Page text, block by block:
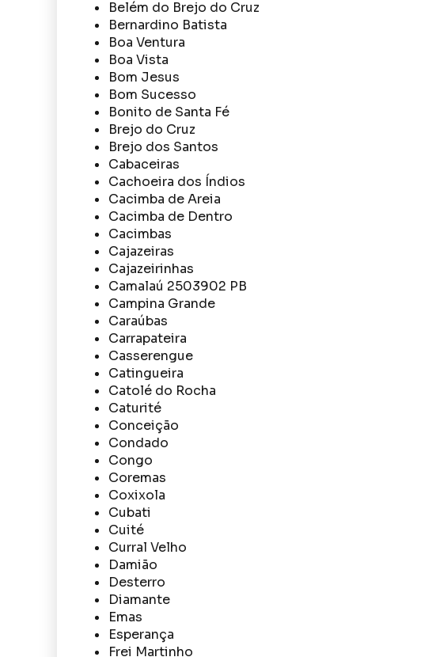
Belém do Brejo do Cruz
Bernardino Batista
Boa Ventura
Boa Vista
Bom Jesus
Bom Sucesso
Bonito de Santa Fé
Brejo do Cruz
Brejo dos Santos
Cabaceiras
Cachoeira dos Índios
Cacimba de Areia
Cacimba de Dentro
Cacimbas
Cajazeiras
Cajazeirinhas
Camalaú 2503902 PB
Campina Grande
Caraúbas
Carrapateira
Casserengue
Catingueira
Catolé do Rocha
Caturité
Conceição
Condado
Congo
Coremas
Coxixola
Cubati
Cuité
Curral Velho
Damião
Desterro
Diamante
Emas
Esperança
Frei Martinho